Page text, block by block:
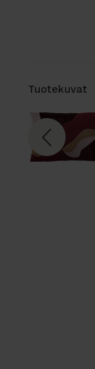
Tuotekuvat